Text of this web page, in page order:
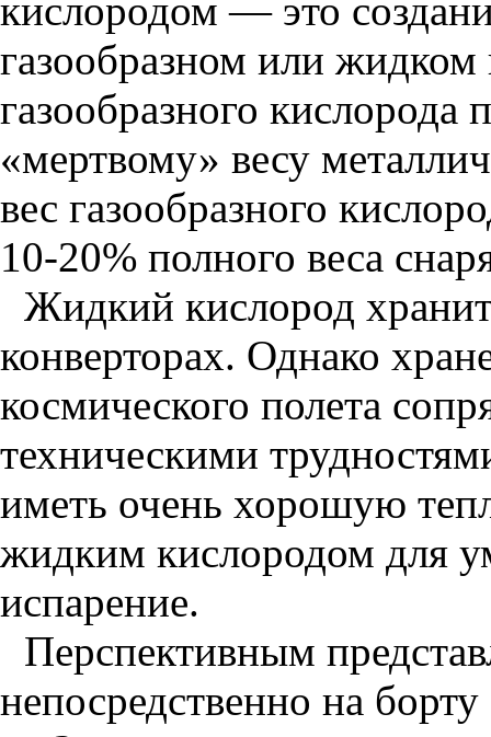
кислородом — это
газообразном или
газообразного
«мертвому» весу
вес газообразного
10-20% полного веса
Жидкий кислород
конверторах. Однако
космического полета
техническими
иметь очень хорошую
жидким кислородом для
испарение.
Перспективным
непосредственно на